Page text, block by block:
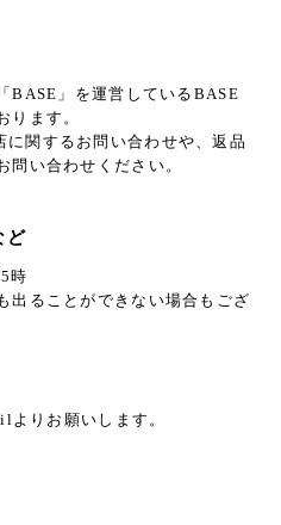
BASE」を運営しているBASE
ります。
関するお問い合わせや、返品
問い合わせください。
ど
時
出ることができない場合もござ
よりお願いします。